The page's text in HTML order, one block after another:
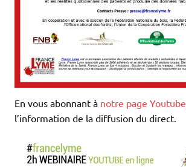
En vous abonnant à notre page Youtube
l’information de la diffusion du direct.